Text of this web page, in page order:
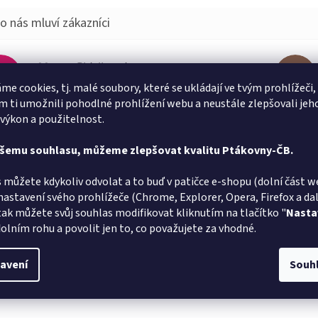
cookies, tj. malé soubory, které se ukládají ve tvým prohlížeči,
ti umožnili pohodlné prohlížení webu a neustále zlepšovali
a použitelnost.
souhlasu, můžeme zlepšovat kvalitu Ptákovny-ČB.
můžete kdykoliv odvolat a to buď v patičce e-shopu (dolní část
svého prohlížeče (Chrome, Explorer, Opera, Firefox a
můžete svůj souhlas modifikovat kliknutím na tlačítko "
rohu a povolit jen to, co považujete za vhodné.
Marta Sládková
Hodnocení obchodu je 5 z 5 hvězdiček.
6.8.2026
doručení Vše v
Jiří Zalaba
Hodnocení obchodu je 5 z 5 hvězdiček.
dodání zboží super
L
Velmi